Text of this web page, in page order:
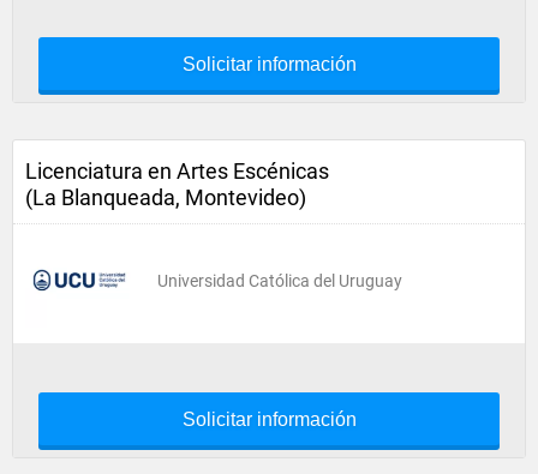
Solicitar información
Licenciatura en Artes Escénicas
(La Blanqueada, Montevideo)
Universidad Católica del Uruguay
Solicitar información